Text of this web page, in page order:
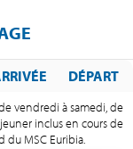
DÉPART
vendredi à samedi, de
inclus en cours de
du MSC Euribia.